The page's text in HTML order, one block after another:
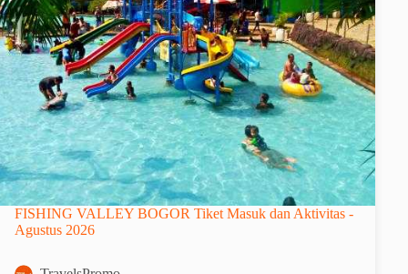
FISHING VALLEY BOGOR Tiket Masuk dan Aktivitas -
Agustus 2026